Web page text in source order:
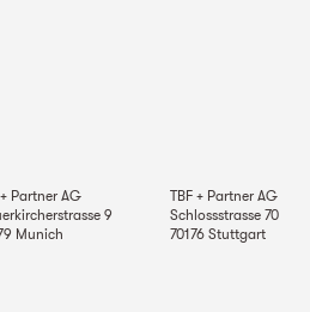
Partner AG
9
Munich
TBF + Partner AG
Schlossstrasse 70
70176 Stuttgart